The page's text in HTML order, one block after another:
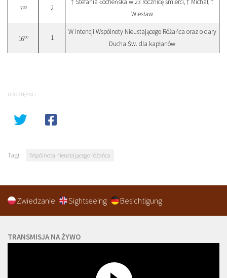
730 2
† Stefania Łocheńska w 23 rocznicę śmierci, † Michał, †
Wiesław
1600 1
W intencji Wspólnoty Nieustającego Różańca oraz o dary
Ducha Św. dla kapłanów
UDOSTĘPNIJ
Tagi: Wspólnota nieustającego różańca
Zwiedzanie Sightseeing Besichtigung
TRANSMISJA NA ŻYWO